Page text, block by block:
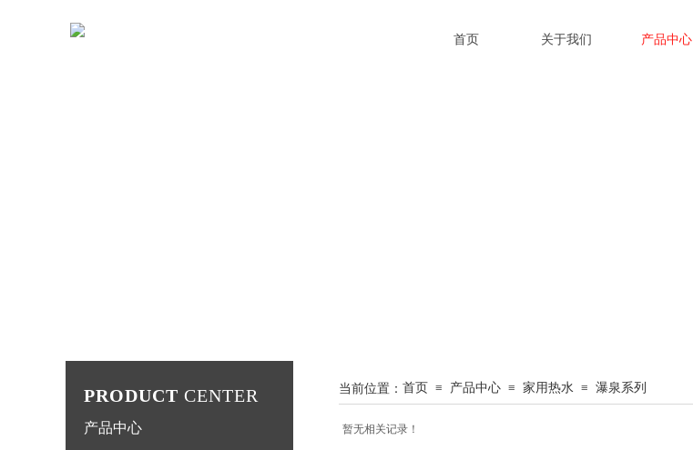
首页 关于我们 产品中心
PRODUCT CENTER
产品中心
当前位置： 首页 ≡ 产品中心 ≡ 家用热水 ≡ 瀑泉系列
暂无相关记录！